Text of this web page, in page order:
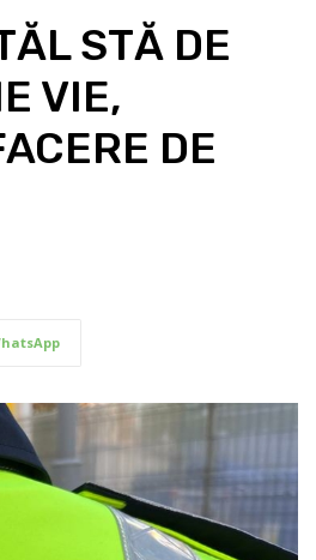
STĂ DE
VIE,
DE